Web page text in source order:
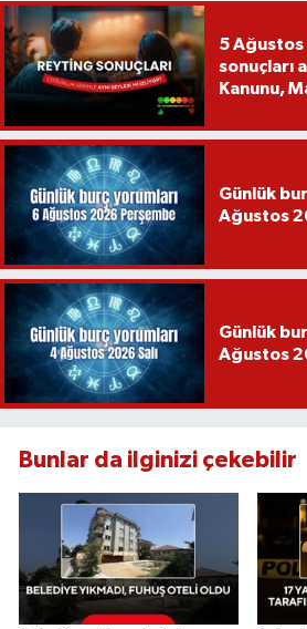
5
sonuçları
Kanunu,
Günlük
Ağustos
Günlük
Ağustos
Bunlar da ilginizi çekebilir